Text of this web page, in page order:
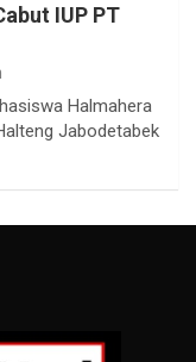
IUP PT
Halmahera
Jabodetabek